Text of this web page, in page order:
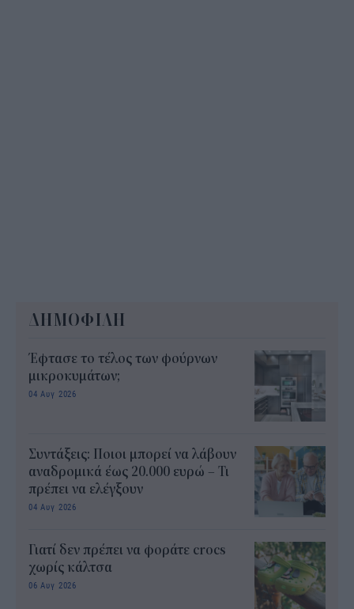
ΔΗΜΟΦΙΛΗ
Έφτασε το τέλος των φούρνων
μικροκυμάτων;
04 Αυγ 2026
Συντάξεις: Ποιοι μπορεί να λάβουν
αναδρομικά έως 20.000 ευρώ – Τι
πρέπει να ελέγξουν
04 Αυγ 2026
Γιατί δεν πρέπει να φοράτε crocs
χωρίς κάλτσα
06 Αυγ 2026